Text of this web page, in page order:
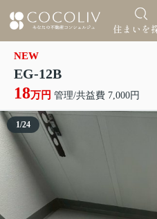
NEW
EG-12B
18万円 管理/共益費 7,000円
1/24